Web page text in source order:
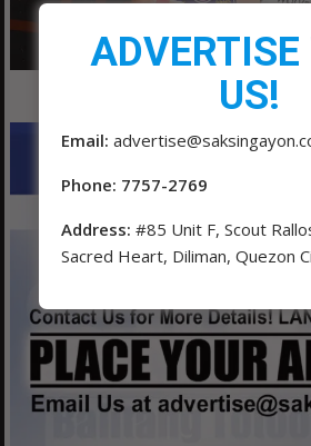
US!
Email:
Phone: 7757-2769
Address: #85 Unit F, Scout
Sacred Heart, Diliman, Quezon